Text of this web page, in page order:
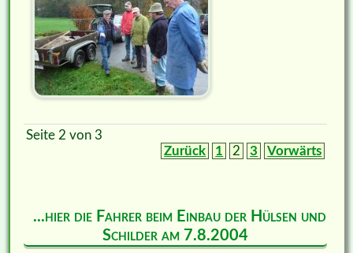
Seite 2 von 3
Zurück
1 2 3 Vorwärts
...hier die Fahrer beim Einbau der Hülsen und
Schilder am 7.8.2004